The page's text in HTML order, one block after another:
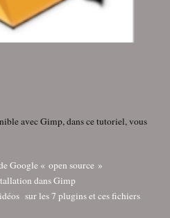
avec Gimp, dans ce tutoriel, vous
Google « open source »
dans Gimp
sur les 7 plugins et ces fichiers